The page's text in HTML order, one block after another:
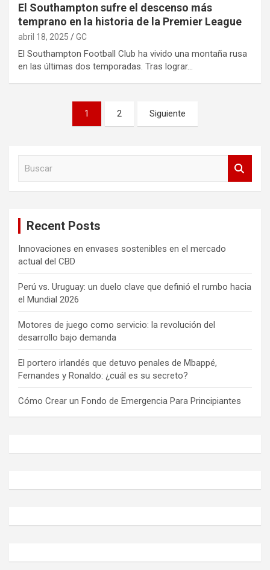
El Southampton sufre el descenso más
temprano en la historia de la Premier League
abril 18, 2025 GC
El Southampton Football Club ha vivido una montaña rusa
en las últimas dos temporadas. Tras lograr…
1 2 Siguiente
Recent Posts
Innovaciones en envases sostenibles en el mercado
actual del CBD
Perú vs. Uruguay: un duelo clave que definió el rumbo hacia
el Mundial 2026
Motores de juego como servicio: la revolución del
desarrollo bajo demanda
El portero irlandés que detuvo penales de Mbappé,
Fernandes y Ronaldo: ¿cuál es su secreto?
Cómo Crear un Fondo de Emergencia Para Principiantes